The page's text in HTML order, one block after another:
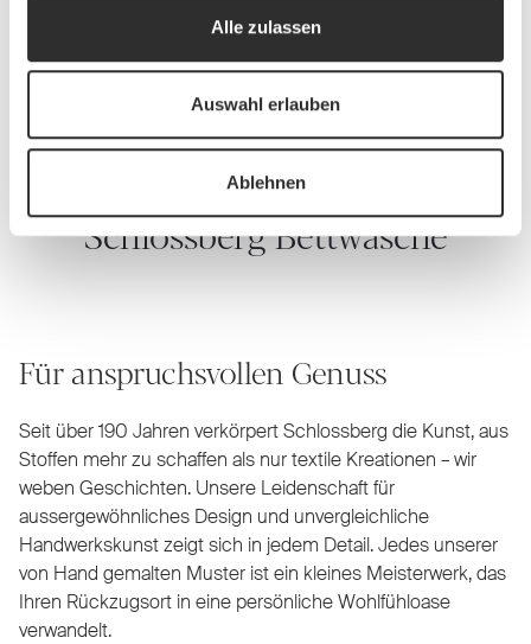
Alle zulassen
Auswahl erlauben
Ablehnen
Schlossberg Bettwäsche
Für anspruchsvollen Genuss
Seit über 190 Jahren verkörpert Schlossberg die Kunst, aus
Stoffen mehr zu schaffen als nur textile Kreationen – wir
weben Geschichten. Unsere Leidenschaft für
aussergewöhnliches Design und unvergleichliche
Handwerkskunst zeigt sich in jedem Detail. Jedes unserer
von Hand gemalten Muster ist ein kleines Meisterwerk, das
Ihren Rückzugsort in eine persönliche Wohlfühloase
verwandelt.